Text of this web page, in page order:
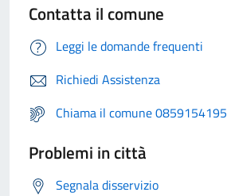
Contatta il comune
Leggi le domande frequenti
Richiedi Assistenza
Chiama il comune 0859154195
Problemi in città
Segnala disservizio